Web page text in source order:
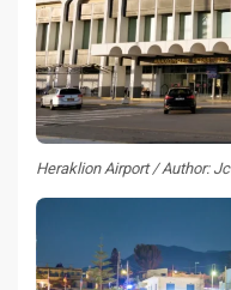
Heraklion Airport / Author: